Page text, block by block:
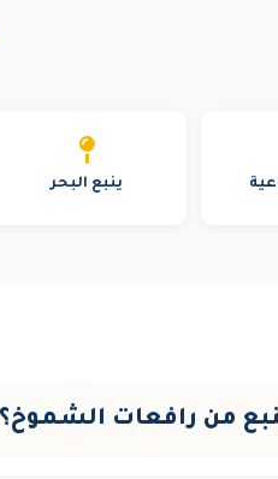
ينبع البحر
من رافعات الشموخ؟